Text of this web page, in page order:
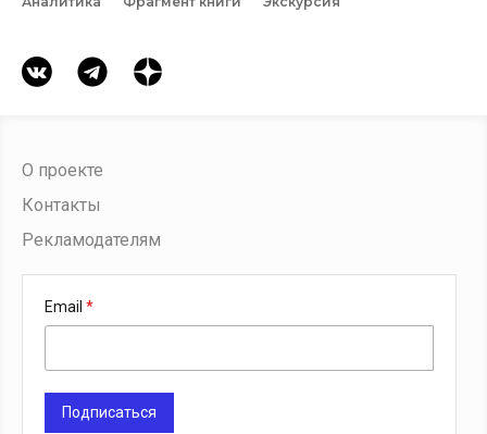
О проекте
Контакты
Рекламодателям
Email
Подписаться